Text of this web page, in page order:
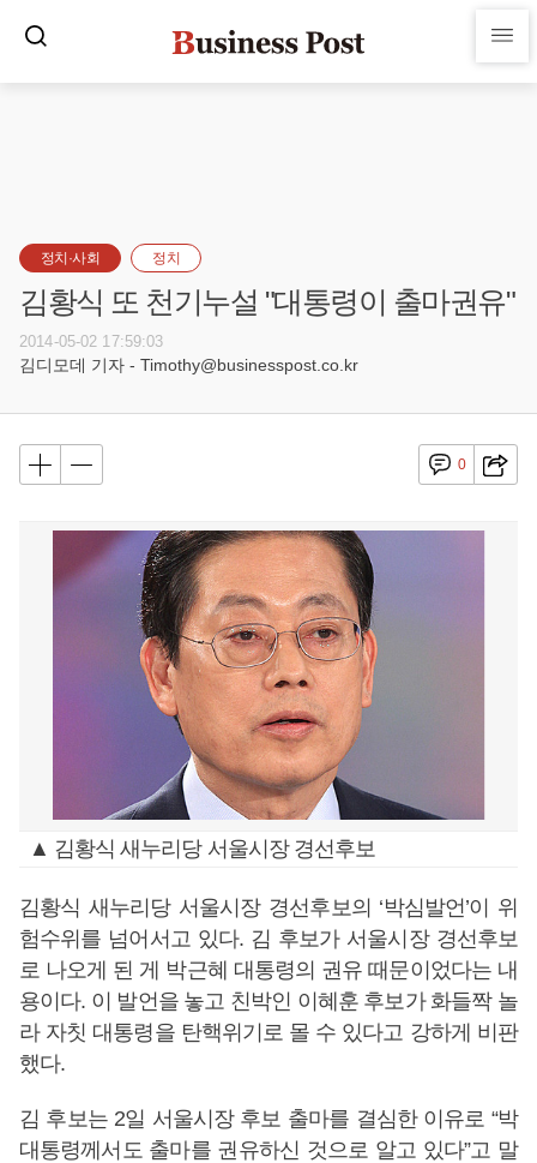
정치·사회 정치
김황식 또 천기누설 "대통령이 출마권유"
2014-05-02 17:59:03
김디모데 기자 - Timothy@businesspost.co.kr
0
▲ 김황식 새누리당 서울시장 경선후보
김황식 새누리당 서울시장 경선후보의 ‘박심발언’이 위
험수위를 넘어서고 있다. 김 후보가 서울시장 경선후보
로 나오게 된 게 박근혜 대통령의 권유 때문이었다는 내
용이다. 이 발언을 놓고 친박인 이혜훈 후보가 화들짝 놀
라 자칫 대통령을 탄핵위기로 몰 수 있다고 강하게 비판
했다.
김 후보는 2일 서울시장 후보 출마를 결심한 이유로 “박
대통령께서도 출마를 권유하신 것으로 알고 있다”고 말